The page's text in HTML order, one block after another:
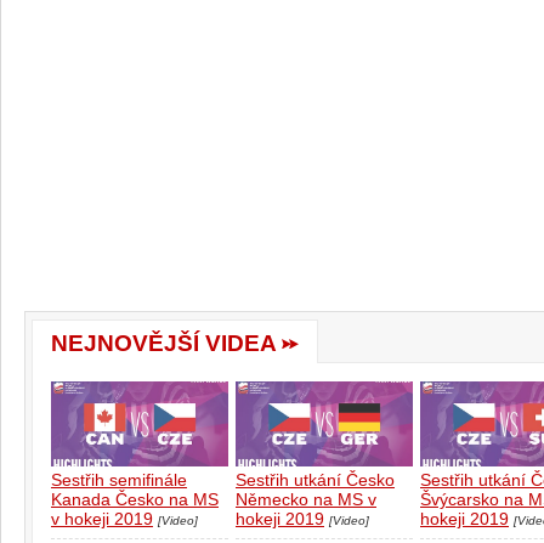
NEJNOVĚJŠÍ VIDEA
Sestřih semifinále
Kanada Česko na MS
v hokeji 2019 [Video]
Sestřih utkání Česko
Německo na MS v
hokeji 2019 [Video]
Sestřih utkání
Švýcarsko na
hokeji 2019